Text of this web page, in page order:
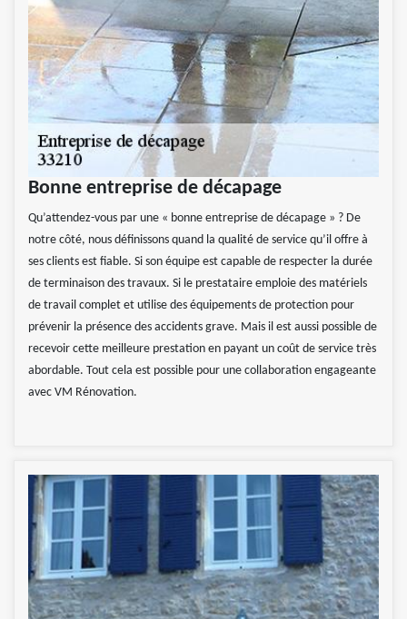
Bonne entreprise de décapage
Qu’attendez-vous par une « bonne entreprise de décapage » ? De
notre côté, nous définissons quand la qualité de service qu’il offre à
ses clients est fiable. Si son équipe est capable de respecter la durée
de terminaison des travaux. Si le prestataire emploie des matériels
de travail complet et utilise des équipements de protection pour
prévenir la présence des accidents grave. Mais il est aussi possible de
recevoir cette meilleure prestation en payant un coût de service très
abordable. Tout cela est possible pour une collaboration engageante
avec VM Rénovation.